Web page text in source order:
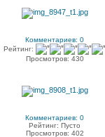
Комментариев: 0
Рейтинг:
Просмотров: 430
Комментариев: 0
Рейтинг: Пусто
Просмотров: 402